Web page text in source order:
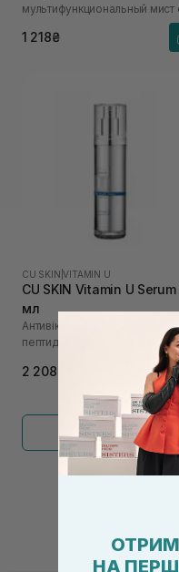
мультифункциональный мист
1 218₴
CU SKIN |VITAMIN U
CU SKIN Vitamin U
мл
Антивікова сироватка з
пептидами та вітаміном U
2 208₴
НА